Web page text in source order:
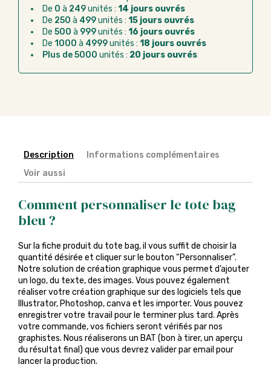
Virement bancaire :règlement sur facture
après la commande
Chorus Pro :règlement par mandat
administratif après la commande
De 0 à 249unités : 14 jours ouvrés
De 250 à 499unités : 15 jours ouvrés
De 500 à 999unités : 16 jours ouvrés
De 1000 à 4999unités : 18 jours ouvrés
Plus de 5000 unités : 20 jours ouvrés
Description
Informations complémentaires
Voir aussi
Comment personnaliser le tote bag
bleu ?
Sur la fiche produit du tote bag, il vous suffit de choisir la
quantité désirée et cliquer sur le bouton “Personnaliser”.
Notre solution de création graphique vous permet d’ajouter
un logo, du texte, des images. Vous pouvez également
réaliser votre création graphique sur des logiciels tels que
Illustrator, Photoshop, canva et les importer. Vous pouvez
enregistrer votre travail pour le terminer plus tard. Après
votre commande, vos fichiers seront vérifiés par nos
graphistes. Nous réaliserons un BAT (bon à tirer, un aperçu
du résultat final) que vous devrez valider par email pour
lancer la production.